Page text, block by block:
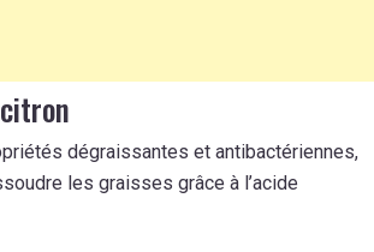
dégraissantes et antibactériennes,
les graisses grâce à l’acide